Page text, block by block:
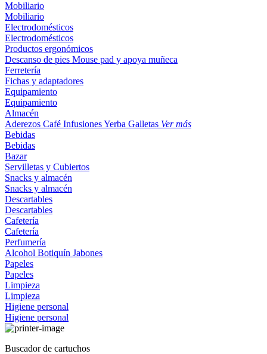
Mobiliario
Mobiliario
Electrodomésticos
Electrodomésticos
Productos ergonómicos
Descanso de pies Mouse pad y apoya muñeca
Ferretería
Fichas y adaptadores
Equipamiento
Equipamiento
Almacén
Aderezos Café InfusionesYerba Galletas Ver más
Bebidas
Bebidas
Bazar
Servilletas y Cubiertos
Snacks y almacén
Snacks y almacén
Descartables
Descartables
Cafetería
Cafetería
Perfumería
Alcohol Botiquín Jabones
Papeles
Papeles
Limpieza
Limpieza
Higiene personal
Higiene personal
Buscador de cartuchos